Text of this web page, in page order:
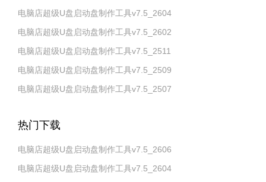
电脑店超级U盘启动盘制作工具v7.5_2604
电脑店超级U盘启动盘制作工具v7.5_2602
电脑店超级U盘启动盘制作工具v7.5_2511
电脑店超级U盘启动盘制作工具v7.5_2509
电脑店超级U盘启动盘制作工具v7.5_2507
热门下载
电脑店超级U盘启动盘制作工具v7.5_2606
电脑店超级U盘启动盘制作工具v7.5_2604